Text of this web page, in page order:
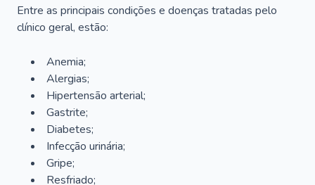
Entre as principais condições e doenças tratadas pelo
clínico geral, estão:
Anemia;
Alergias;
Hipertensão arterial;
Gastrite;
Diabetes;
Infecção urinária;
Gripe;
Resfriado;